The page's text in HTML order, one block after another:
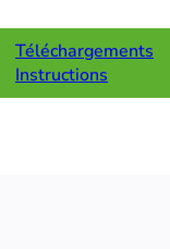
Téléchargements
Instructions